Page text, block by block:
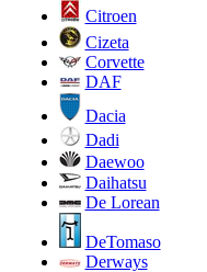
Citroen
Cizeta
Corvette
DAF
Dacia
Dadi
Daewoo
Daihatsu
De Lorean
DeTomaso
Derways